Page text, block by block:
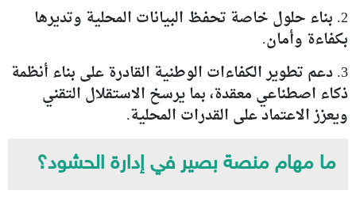
2. بناء حلول خاصة تحفظ البيانات المحلية وتديرها
بكفاءة وأمان.
3. دعم تطوير الكفاءات الوطنية القادرة على بناء أنظمة
ذكاء اصطناعي معقدة، بما يرسخ الاستقلال التقني
ويعزز الاعتماد على القدرات المحلية.
ما مهام منصة بصير في إدارة الحشود؟